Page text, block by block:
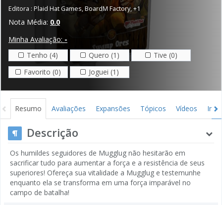
Editora : Plaid Hat Games,BoardM Factory,+1
Nota Média: 0.0
Minha Avaliação: -
Tenho (4)
Quero (1)
Tive (0)
Favorito (0)
Joguei (1)
Resumo Avaliações Expansões Tópicos Vídeos
Descrição
Os humildes seguidores de Mugglug não hesitarão em
sacrificar tudo para aumentar a força e a resistência de seus
superiores! Ofereça sua vitalidade a Mugglug e testemunhe
enquanto ela se transforma em uma força imparável no
campo de batalha!